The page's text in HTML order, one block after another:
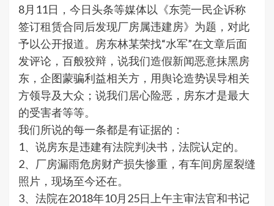
8月11日，今日头条等媒体以《东莞一民企诉称
签订租赁合同后发现厂房属违建房》为题，对此
予以公开报道。房东林某荣找“水军”在文章后面
发评论，百般狡辩，说我们造假新闻恶意抹黑房
东，企图蒙骗利益相关方，用舆论造势误导相关
方领导及大众；说我们居心险恶，房东才是最大
的受害者等等。
我们所说的每一条都是有证据的：
1、说房东是违建有法院判决书，法院认定的。
2、厂房漏雨危房财产损失惨重，有车间房屋裂缝
照片，现场至今还在。
3、法院在2018年10月25日上午主审法官和书记